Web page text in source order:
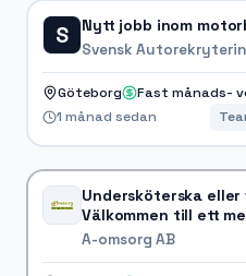
S Nytt jobb inom
Svensk
Göteborg
Fast månads-
1 månad sedan
Undersköterska
Välkommen till ett
A-omsorg AB